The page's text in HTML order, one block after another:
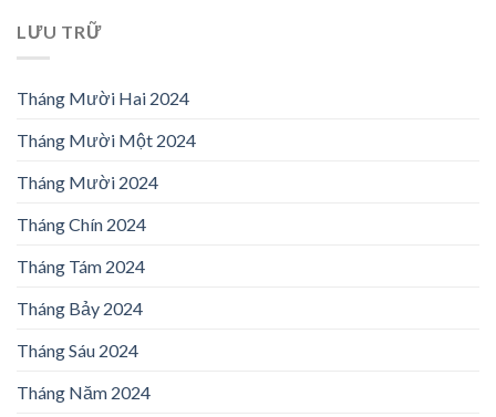
LƯU TRỮ
Tháng Mười Hai 2024
Tháng Mười Một 2024
Tháng Mười 2024
Tháng Chín 2024
Tháng Tám 2024
Tháng Bảy 2024
Tháng Sáu 2024
Tháng Năm 2024